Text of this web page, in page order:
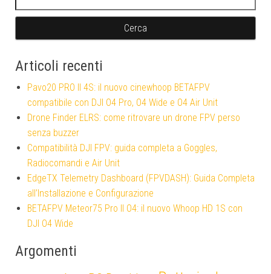
Articoli recenti
Pavo20 PRO II 4S: il nuovo cinewhoop BETAFPV
compatibile con DJI O4 Pro, O4 Wide e O4 Air Unit
Drone Finder ELRS: come ritrovare un drone FPV perso
senza buzzer
Compatibilità DJI FPV: guida completa a Goggles,
Radiocomandi e Air Unit
EdgeTX Telemetry Dashboard (FPVDASH): Guida Completa
all’Installazione e Configurazione
BETAFPV Meteor75 Pro II O4: il nuovo Whoop HD 1S con
DJI O4 Wide
Argomenti